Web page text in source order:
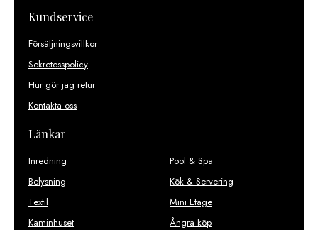
Kundservice
Försäljningsvillkor
Sekretesspolicy
Hur gör jag retur
Kontakta oss
Länkar
Inredning
Belysning
Textil
Kaminhuset
Pool & Spa
Kök & Servering
Mini Etage
Ångra köp